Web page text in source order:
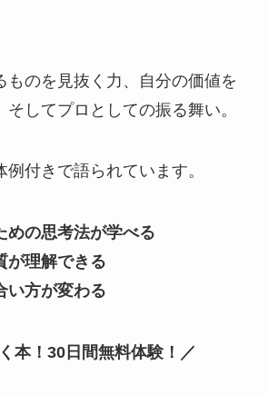
ものを見抜く力、自分の価値を
してプロとしての振る舞い。
付きで語られています。
めの思考法が学べる
が理解できる
い方が変わる
本！30日間無料体験！／